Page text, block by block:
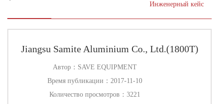
Инженерный кейс
Jiangsu Samite Aluminium Co., Ltd.(1800T)
Автор： SAVE EQUIPMENT
Время публикации： 2017-11-10
Количество просмотров： 3221